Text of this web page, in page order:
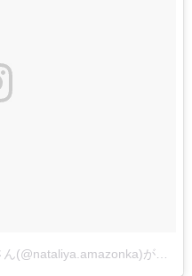
Nataliya Kuznetsova RPS TEAMさん(@nataliya.amazonka)がシェアした投稿